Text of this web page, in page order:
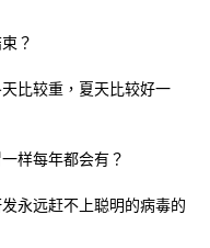
？
比较重，夏天比较好一
样每年都会有？
永远赶不上聪明的病毒的